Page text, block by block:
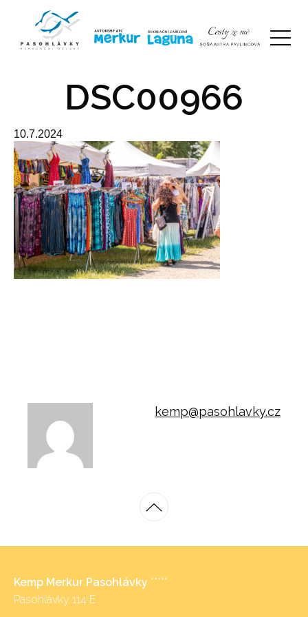
DSC00966
10.7.2024
kemp@pasohlavky.cz
Kemp Merkur Pasohlávky *****
Pasohlávky 114 E